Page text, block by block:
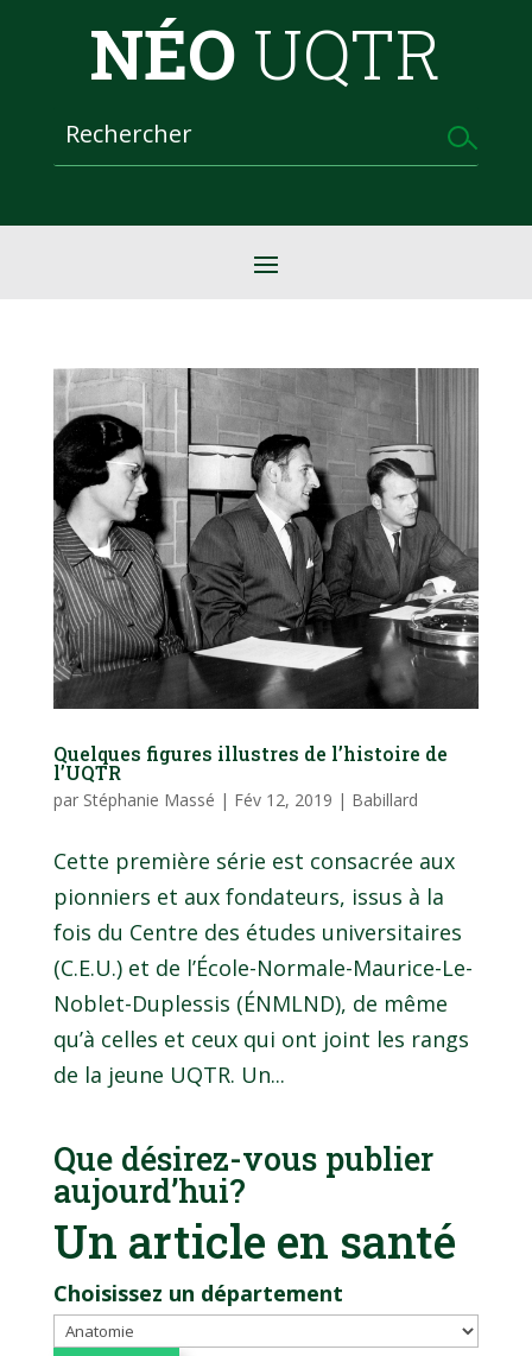
NÉO UQTR
Quelques figures illustres de l’histoire de
l’UQTR
par Stéphanie Massé | Fév 12, 2019 | Babillard
Cette première série est consacrée aux
pionniers et aux fondateurs, issus à la
fois du Centre des études universitaires
(C.E.U.) et de l’École-Normale-Maurice-Le-
Noblet-Duplessis (ÉNMLND), de même
qu’à celles et ceux qui ont joint les rangs
de la jeune UQTR. Un...
Que désirez-vous publier
aujourd’hui?
Un article en santé
Choisissez un département